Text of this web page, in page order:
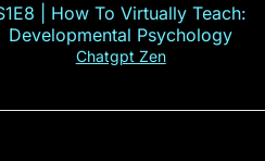
| How To Virtually Teach:
Developmental Psychology
Chatgpt Zen